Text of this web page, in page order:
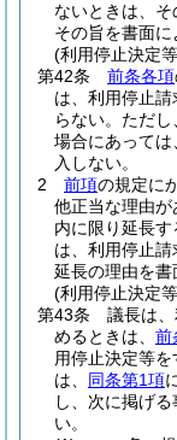
ないときは、そ
その旨を書面に
(利用停止決定
第42条
前条各項
は、利用停止
らない。 ただし
場合にあって
入しない。
2
前項の規定に
他正当な理由が
内に限り延長す
は、利用停止
延長の理由を書
(利用停止決定
第43条
議長は
めるときは、 前
用停止決定等を
は、 同条第1項
し、次に掲げ
い。